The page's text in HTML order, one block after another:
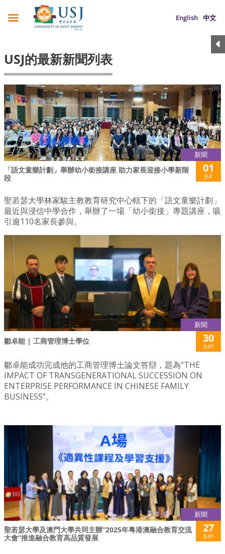
English 中文
USJ的最新新聞列表
新聞
「語文童樂計劃」舉辦幼小銜接講座 助力家長迎接小學新階
段
01
Jul
聖若瑟大學林家駿主教教育研究中心轄下的「語文童樂計劃」
最近與浸信中學合作，舉辦了一場「幼小銜接」專題講座，吸
引逾110名家長參與。
新聞
鄒卓能 | 工商管理博士學位 30
Jun
鄒卓能成功完成他的工商管理博士論文答辯，題為“THE
IMPACT OF TRANSGENERATIONAL SUCCESSION ON
ENTERPRISE PERFORMANCE IN CHINESE FAMILY
BUSINESS”。
新聞
聖若瑟大學及澳門大學共同主辦“2025年粤港澳融合教育交流
大會”推進融合教育高品質發展
27
Jun